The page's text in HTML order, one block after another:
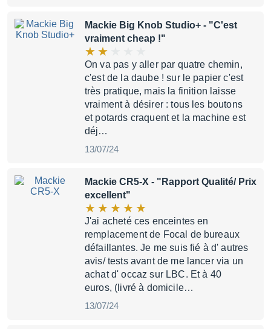
Mackie Big Knob Studio+ - "C'est
vraiment cheap !"
On va pas y aller par quatre chemin,
c'est de la daube ! sur le papier c'est
très pratique, mais la finition laisse
vraiment à désirer : tous les boutons
et potards craquent et la machine est
déj…
13/07/24
Mackie CR5-X - "Rapport Qualité/ Prix
excellent"
J'ai acheté ces enceintes en
remplacement de Focal de bureaux
défaillantes. Je me suis fié à d' autres
avis/ tests avant de me lancer via un
achat d' occaz sur LBC. Et à 40
euros, (livré à domicile…
13/07/24